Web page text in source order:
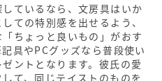
ているなら、文房具はいか
ての特別感を出せるよう、
ちょっと良いもの」がおす
具やPCグッズなら普段使い
ントとなります。彼氏の愛
て、同じテイストのものを